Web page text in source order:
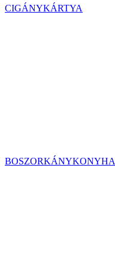
CIGÁNYKÁRTYA
BOSZORKÁNYKONYHA